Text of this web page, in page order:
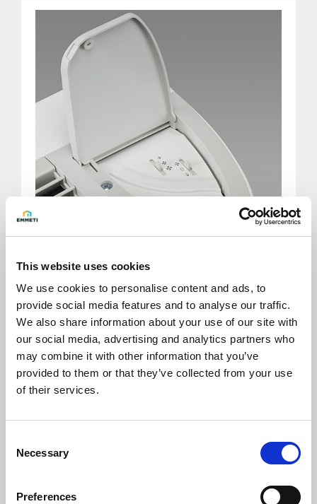
This website uses cookies
We use cookies to personalise content and ads, to
provide social media features and to analyse our traffic.
We also share information about your use of our site with
our social media, advertising and analytics partners who
may combine it with other information that you’ve
provided to them or that they’ve collected from your use
of their services.
Selection
Necessary
Preferences